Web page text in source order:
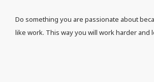
Do something you are passionate about
like work. This way you will work harder and